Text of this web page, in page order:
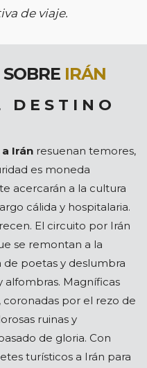
de viaje.
IRÁN
D E S T I N O
Irán resuenan temores,
es moneda
acercarán a la cultura
cálida y hospitalaria.
El circuito por Irán
se remontan a la
de poetas y deslumbra
alfombras. Magníficas
por el rezo de
ruinas y
de gloria. Con
turísticos a Irán para